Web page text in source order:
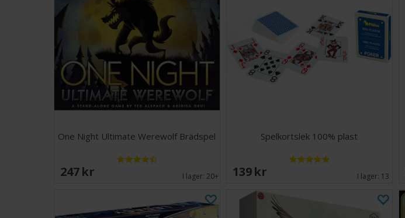
One Night Ultimate Werewolf Brädspel
247 SEK I lager:20+
Spelkortslek 100% plast
139 SEK I lager: 13